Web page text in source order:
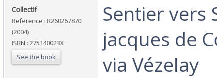
‎Collectif‎
Reference : R260267870
(2004)
ISBN : 275140023X
See the book
‎Sentier vers
jacques de
via Vézelay‎